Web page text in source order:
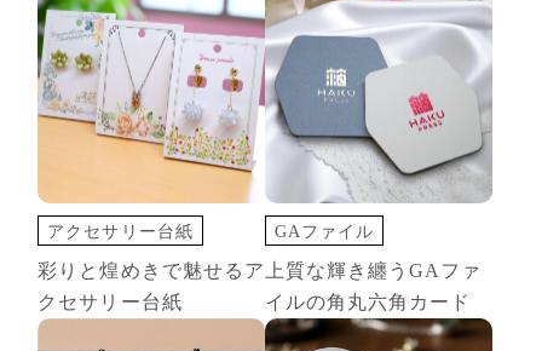
アクセサリー台紙
切込オプション
印刷+箔押し
彩りと煌めきで魅せるア
クセサリー台紙
GAファイル
アクセサリー台紙
ショップカード
名刺・カード
上質な輝き纏うGAファ
イルの角丸六角カード